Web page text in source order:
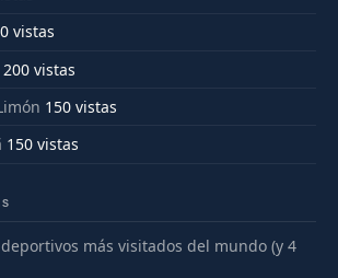
vistas
200 vistas
150 vistas
150 vistas
más visitados del mundo (y 4